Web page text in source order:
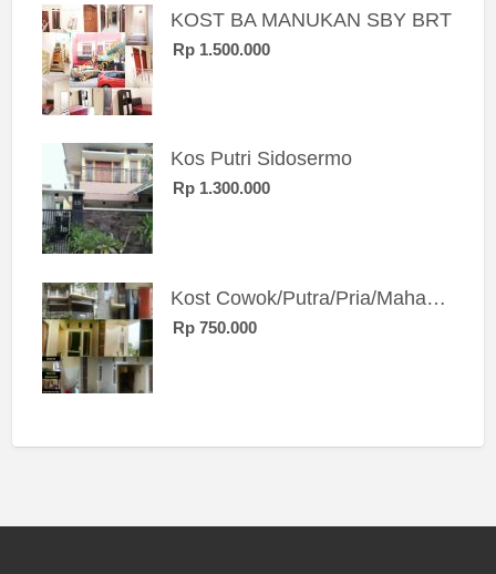
KOST BA MANUKAN SBY BRT
Rp 1.500.000
Kos Putri Sidosermo
Rp 1.300.000
Kost Cowok/Putra/Pria/Mahasiswa/Karyawan SIngle eksklusif bangunan baru
Rp 750.000